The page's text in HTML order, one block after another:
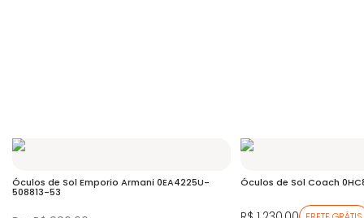
Óculos de Sol Emporio Armani 0EA4225U-
508813-53
Óculos de Sol Coach